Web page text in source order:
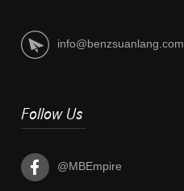
info@benzsuanlang.com
Follow Us
@MBEmpire